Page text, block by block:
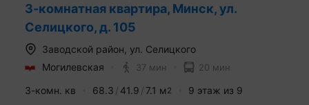
3-комнатная квартира, Минск, ул.
Селицкого, д. 105
Заводской район ул. Селицкого
Могилевская
37 мин 20 мин
3-комн. кв 68.3 41.9 7.1 м2 9 этаж из 9